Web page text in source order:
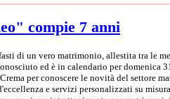
compie 7 anni
di un vero matrimonio, allestita tra le
ed è in calendario per
per conoscere le novità del
e servizi personalizzati su